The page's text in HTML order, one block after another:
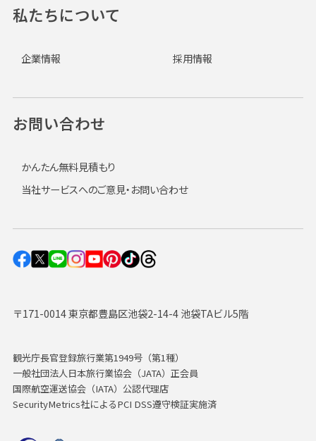
〒171-0014 東京都豊島区池袋2-14-4 池袋TAビル5階
観光庁長官登録旅行業第1949号（第1種）
一般社団法人日本旅行業協会（JATA）正会員
国際航空運送協会（IATA）公認代理店
SecurityMetrics社によるPCI DSS遵守検証実施済
私たちについて
企業情報 採用情報
お問い合わせ
かんたん無料見積もり
当社サービスへのご意見・お問い合わせ